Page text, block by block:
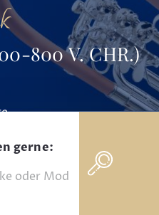
800 V. CHR.)
gerne: